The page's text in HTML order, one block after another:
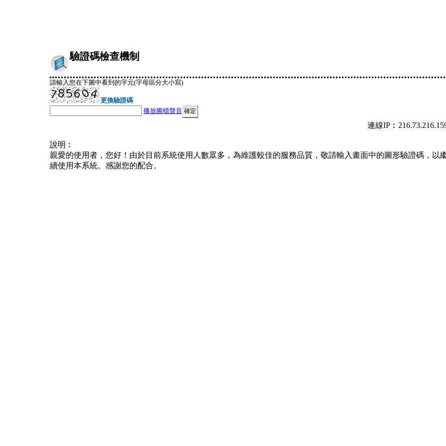
驗證碼檢查機制
請輸入您在下圖中看到的字元(字母區分大小寫)
更換驗證碼
播放圖檔聲音
連線
說明︰
親愛的使用者，您好！由於目前系統使用人數眾多，為維護較佳的服務品質，敬請輸入畫面中的圖形驗證碼，以
續使用本系統。感謝您的配合。